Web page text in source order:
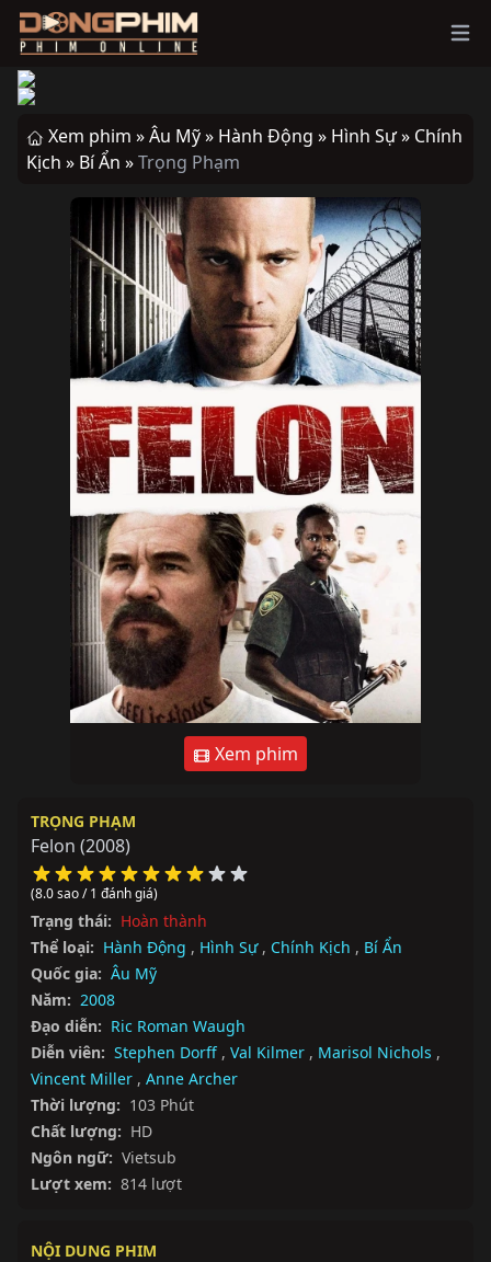
Xem phim »Âu Mỹ » Hành Động » Hình Sự » Chính
Kịch » Bí Ẩn »Trọng Phạm
Xem phim
TRỌNG PHẠM
Felon (2008)
(8.0 sao / 1 đánh giá)
Trạng thái: Hoàn thành
Thể loại: Hành Động , Hình Sự , Chính Kịch , Bí Ẩn
Quốc gia: Âu Mỹ
Năm: 2008
Đạo diễn: Ric Roman Waugh
Diễn viên: Stephen Dorff , Val Kilmer , Marisol Nichols ,
Vincent Miller , Anne Archer
Thời lượng: 103 Phút
Chất lượng: HD
Ngôn ngữ: Vietsub
Lượt xem: 814 lượt
NỘI DUNG PHIM